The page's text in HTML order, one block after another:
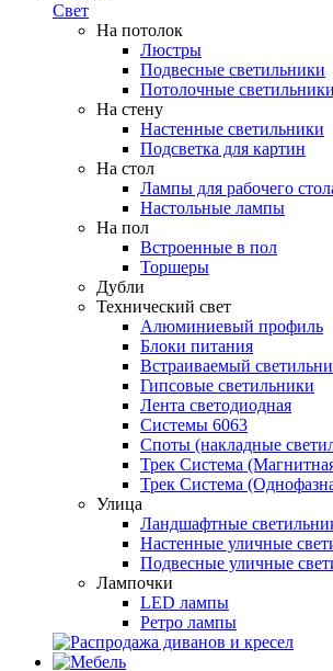
Свет
На потолок
Люстры
Подвесные светильники
Потолочные светильники
На стену
Настенные светильники
Подсветка для картин
На стол
Лампы для рабочего
Настольные лампы
На пол
Встроенные в пол
Торшеры
Дубли
Технический свет
Алюминиевый профиль
Блоки питания
Встраиваемый
Гипсовые светильники
Лента светодиодная
Системы 6063
Споты (накладные
Трек Система
Трек Система
Улица
Ландшафтные
Настенные уличные
Подвесные уличные
Лампочки
LED лампы
Ретро лампы